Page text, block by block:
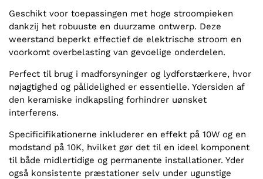
Geschikt voor toepassingen met hoge stroompieken
dankzij het robuuste en duurzame ontwerp. Deze
weerstand beperkt effectief de elektrische stroom en
voorkomt overbelasting van gevoelige onderdelen.
Perfect til brug i madforsyninger og lydforstærkere, hvor
nøjagtighed og pålidelighed er essentielle. Ydersiden af
den keramiske indkapsling forhindrer uønsket
interferens.
Specificifikationerne inkluderer en effekt på 10W og en
modstand på 10K, hvilket gør det til en ideel komponent
til både midlertidige og permanente installationer. Yder
også konsistente præstationer selv under ugunstige